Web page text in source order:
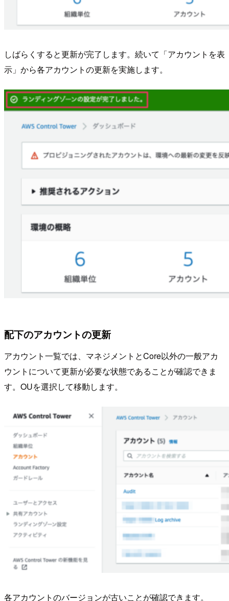
しばらくすると更新が完了します。続いて「アカウントを表
示」から各アカウントの更新を実施します。
配下のアカウントの更新
アカウント一覧では、マネジメントとCore以外の一般アカ
ウントについて更新が必要な状態であることが確認できま
す。OUを選択して移動します。
各アカウントのバージョンが古いことが確認できます。